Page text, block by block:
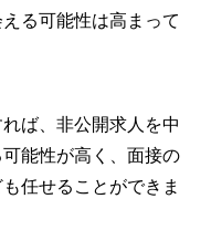
る可能性は高まって
ば、非公開求人を中
能性が高く、面接の
任せることができま